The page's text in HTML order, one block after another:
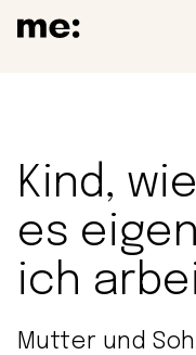
Kind,
es
ich
Mutter und